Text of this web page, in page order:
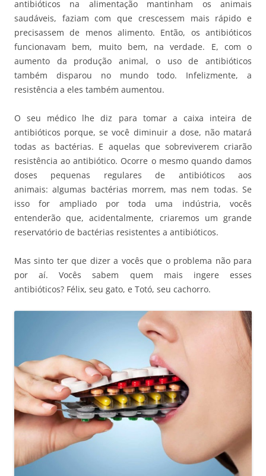
antibióticos na alimentação mantinham os animais
saudáveis, faziam com que crescessem mais rápido e
precisassem de menos alimento. Então, os antibióticos
funcionavam bem, muito bem, na verdade. E, com o
aumento da produção animal, o uso de antibióticos
também disparou no mundo todo. Infelizmente, a
resistência a eles também aumentou.
O seu médico lhe diz para tomar a caixa inteira de
antibióticos porque, se você diminuir a dose, não matará
todas as bactérias. E aquelas que sobreviverem criarão
resistência ao antibiótico. Ocorre o mesmo quando damos
doses pequenas regulares de antibióticos aos
animais: algumas bactérias morrem, mas nem todas. Se
isso for ampliado por toda uma indústria, vocês
entenderão que, acidentalmente, criaremos um grande
reservatório de bactérias resistentes a antibióticos.
Mas sinto ter que dizer a vocês que o problema não para
por aí. Vocês sabem quem mais ingere esses
antibióticos? Félix, seu gato, e Totó, seu cachorro.